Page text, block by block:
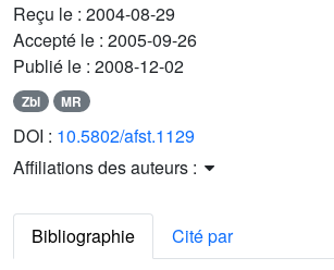
Reçu le : 2004-08-29
Accepté le : 2005-09-26
Publié le : 2008-12-02
Zbl MR
DOI : 10.5802/afst.1129
Affiliations des auteurs :
Bibliographie
Cité par